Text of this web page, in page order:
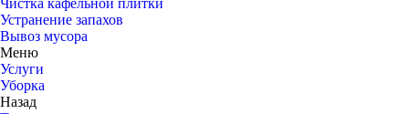
Чистка кафельной плитки
Устранение запахов
Вывоз мусора
Меню
Услуги
Уборка
Назад